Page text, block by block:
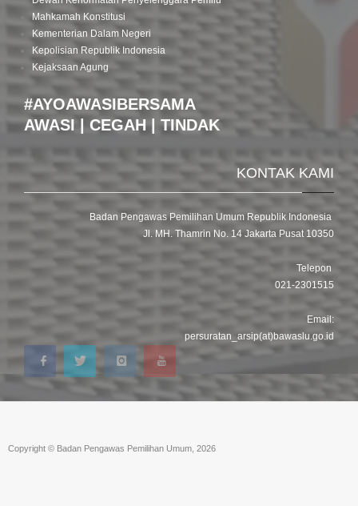
Mahkamah Konstitusi
Kementerian Dalam Negeri
Kepolisian Republik Indonesia
Kejaksaan Agung
#AYOAWASIBERSAMA
AWASI | CEGAH | TINDAK
KONTAK KAMI
Badan Pengawas Pemilihan Umum Republik Indonesia
Jl. MH. Thamrin No. 14 Jakarta Pusat 10350
Telepon
021-2301515
Email:
persuratan_arsip(at)bawaslu.go.id
Copyright © Badan Pengawas Pemilihan Umum, 2026